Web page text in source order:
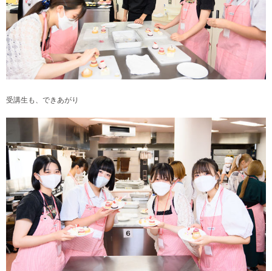
受講生も、できあがり